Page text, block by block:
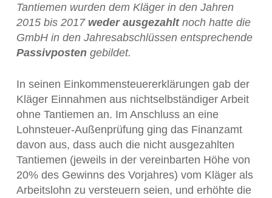
Tantiemen wurden dem Kläger in den Jahren
2015 bis 2017 weder ausgezahltnoch hatte die
GmbH in den Jahresabschlüssen entsprechende
Passivpostengebildet.
In seinen Einkommensteuererklärungen gab der
Kläger Einnahmen aus nichtselbständiger Arbeit
ohne Tantiemen an. Im Anschluss an eine
Lohnsteuer-Außenprüfung ging das Finanzamt
davon aus, dass auch die nicht ausgezahlten
Tantiemen (jeweils in der vereinbarten Höhe von
20% des Gewinns des Vorjahres) vom Kläger als
Arbeitslohn zu versteuern seien, und erhöhte die